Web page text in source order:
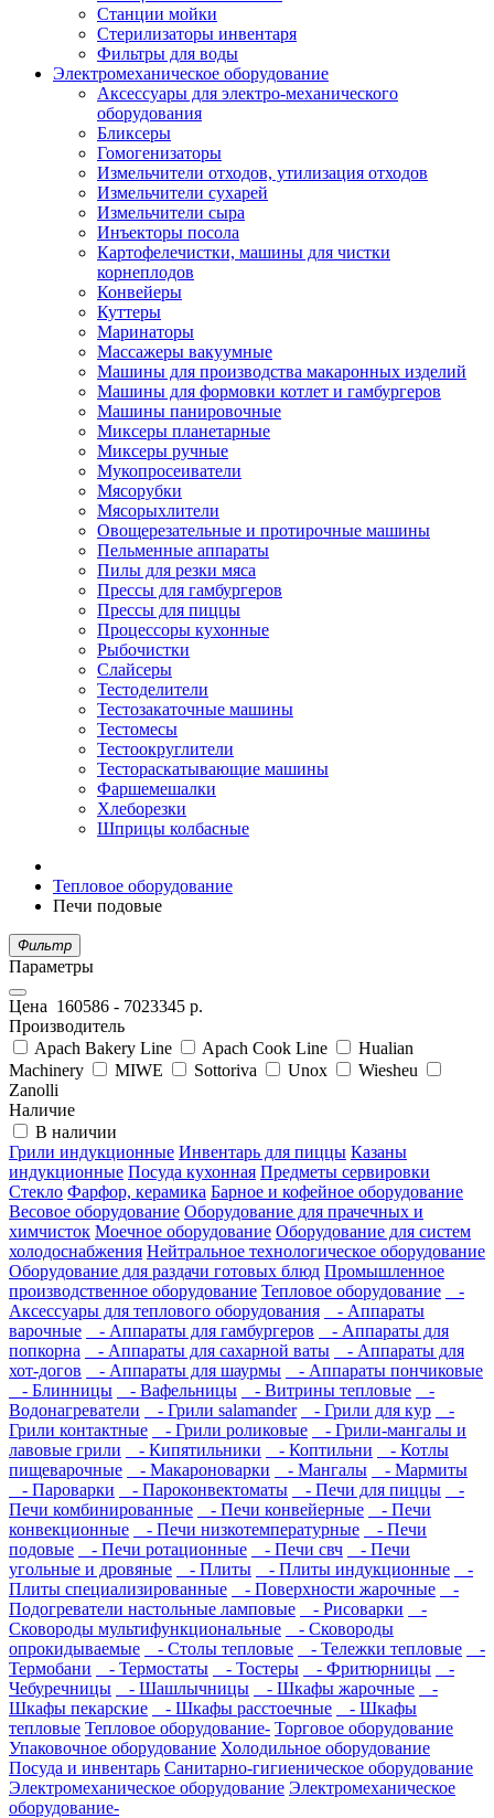
Станции мойки
Стерилизаторы инвентаря
Фильтры для воды
Электромеханическое оборудование
Аксессуары для электро-механического
оборудования
Бликсеры
Гомогенизаторы
Измельчители отходов, утилизация отходов
Измельчители сухарей
Измельчители сыра
Инъекторы посола
Картофелечистки, машины для чистки
корнеплодов
Конвейеры
Куттеры
Маринаторы
Массажеры вакуумные
Машины для производства макаронных изделий
Машины для формовки котлет и гамбургеров
Машины панировочные
Миксеры планетарные
Миксеры ручные
Мукопросеиватели
Мясорубки
Мясорыхлители
Овощерезательные и протирочные машины
Пельменные аппараты
Пилы для резки мяса
Прессы для гамбургеров
Прессы для пиццы
Процессоры кухонные
Рыбочистки
Слайсеры
Тестоделители
Тестозакаточные машины
Тестомесы
Тестоокруглители
Тестораскатывающие машины
Фаршемешалки
Хлеборезки
Шприцы колбасные
Тепловое оборудование
Печи подовые
Фильтр
Параметры
Цена 160586 - 7023345 р.
Производитель
Apach Bakery Line
Apach Cook Line
Hualian
Machinery
MIWE Sottoriva Unox
Wiesheu
Zanolli
Наличие
В наличии
Грили индукционные Инвентарь для пиццы Казаны
индукционные Посуда кухонная Предметы сервировки
Стекло Фарфор, керамика Барное и кофейное оборудование
Весовое оборудование Оборудование для прачечных и
химчисток Моечное оборудование Оборудование для систем
холодоснабжения Нейтральное технологическое оборудование
Оборудование для раздачи готовых блюд Промышленное
производственное оборудование Тепловое оборудование
-
Аксессуары для теплового оборудования
- Аппараты
варочные
- Аппараты для гамбургеров
- Аппараты для
попкорна
- Аппараты для сахарной ваты
- Аппараты для
хот-догов
- Аппараты для шаурмы
- Аппараты пончиковые
- Блинницы
- Вафельницы - Витрины тепловые
-
Водонагреватели
- Грили salamander - Грили для кур
-
Грили контактные
- Грили роликовые
- Грили-мангалы и
лавовые грили
- Кипятильники - Коптильни
- Котлы
пищеварочные
- Макароноварки - Мангалы
- Мармиты
- Пароварки
- Пароконвектоматы - Печи для пиццы
-
Печи комбинированные
- Печи конвейерные
- Печи
конвекционные
- Печи низкотемпературные
- Печи
подовые
- Печи ротационные - Печи свч
- Печи
угольные и дровяные
- Плиты - Плиты индукционные
-
Плиты специализированные
- Поверхности жарочные
-
Подогреватели настольные ламповые
- Рисоварки
-
Сковороды мультифункциональные
- Сковороды
опрокидываемые
- Столы тепловые - Тележки тепловые
-
Термобани
- Термостаты - Тостеры - Фритюрницы
-
Чебуречницы
- Шашлычницы - Шкафы жарочные
-
Шкафы пекарские
- Шкафы расстоечные
- Шкафы
тепловые Тепловое оборудование- Торговое оборудование
Упаковочное оборудование Холодильное оборудование
Посуда и инвентарь Санитарно-гигиеническое оборудование
Электромеханическое оборудование Электромеханическое
оборудование-